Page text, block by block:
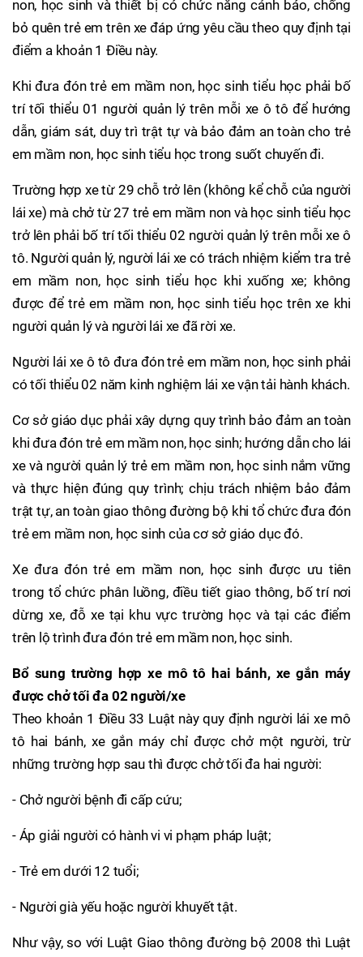
non, học sinh và thiết bị có chức năng cảnh báo, chống
bỏ quên trẻ em trên xe đáp ứng yêu cầu theo quy định tại
điểm a khoản 1 Điều này.
Khi đưa đón trẻ em mầm non, học sinh tiểu học phải bố
trí tối thiểu 01 người quản lý trên mỗi xe ô tô để hướng
dẫn, giám sát, duy trì trật tự và bảo đảm an toàn cho trẻ
em mầm non, học sinh tiểu học trong suốt chuyến đi.
Trường hợp xe từ 29 chỗ trở lên (không kể chỗ của người
lái xe) mà chở từ 27 trẻ em mầm non và học sinh tiểu học
trở lên phải bố trí tối thiểu 02 người quản lý trên mỗi xe ô
tô. Người quản lý, người lái xe có trách nhiệm kiểm tra trẻ
em mầm non, học sinh tiểu học khi xuống xe; không
được để trẻ em mầm non, học sinh tiểu học trên xe khi
người quản lý và người lái xe đã rời xe.
Người lái xe ô tô đưa đón trẻ em mầm non, học sinh phải
có tối thiểu 02 năm kinh nghiệm lái xe vận tải hành khách.
Cơ sở giáo dục phải xây dựng quy trình bảo đảm an toàn
khi đưa đón trẻ em mầm non, học sinh; hướng dẫn cho lái
xe và người quản lý trẻ em mầm non, học sinh nắm vững
và thực hiện đúng quy trình; chịu trách nhiệm bảo đảm
trật tự, an toàn giao thông đường bộ khi tổ chức đưa đón
trẻ em mầm non, học sinh của cơ sở giáo dục đó.
Xe đưa đón trẻ em mầm non, học sinh được ưu tiên
trong tổ chức phân luồng, điều tiết giao thông, bố trí nơi
dừng xe, đỗ xe tại khu vực trường học và tại các điểm
trên lộ trình đưa đón trẻ em mầm non, học sinh.
Bổ sung trường hợp xe mô tô hai bánh, xe gắn máy
được chở tối đa 02 người/xe
Theo khoản 1 Điều 33 Luật này quy định người lái xe mô
tô hai bánh, xe gắn máy chỉ được chở một người, trừ
những trường hợp sau thì được chở tối đa hai người:
- Chở người bệnh đi cấp cứu;
- Áp giải người có hành vi vi phạm pháp luật;
- Trẻ em dưới 12 tuổi;
- Người già yếu hoặc người khuyết tật.
Như vậy, so với Luật Giao thông đường bộ 2008 thì Luật